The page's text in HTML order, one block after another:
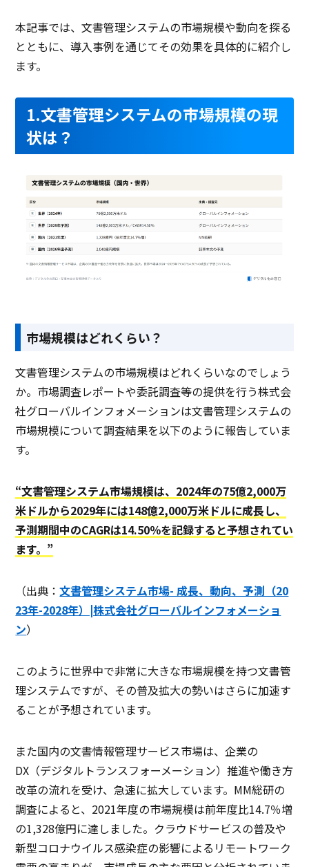
本記事では、文書管理システムの市場規模や動向を探る
とともに、導入事例を通じてその効果を具体的に紹介し
ます。
1.文書管理システムの市場規模の現
状は？
市場規模はどれくらい？
文書管理システムの市場規模はどれくらいなのでしょう
か。市場調査レポートや委託調査等の提供を行う株式会
社グローバルインフォメーションは文書管理システムの
市場規模について調査結果を以下のように報告していま
す。
“文書管理システム市場規模は、2024年の75億2,000万
米ドルから2029年には148億2,000万米ドルに成長し、
予測期間中のCAGRは14.50％を記録すると予想されてい
ます。”
（出典：文書管理システム市場- 成長、動向、予測（20
23年-2028年）|株式会社グローバルインフォメーショ
ン）
このように世界中で非常に大きな市場規模を持つ文書管
理システムですが、その普及拡大の勢いはさらに加速す
ることが予想されています。
また国内の文書情報管理サービス市場は、企業の
DX（デジタルトランスフォーメーション）推進や働き方
改革の流れを受け、急速に拡大しています。MM総研の
調査によると、2021年度の市場規模は前年度比14.7％増
の1,328億円に達しました。クラウドサービスの普及や
新型コロナウイルス感染症の影響によるリモートワーク